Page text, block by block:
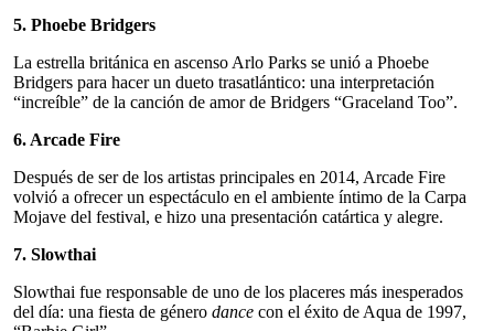
5. Phoebe Bridgers
La estrella británica en ascenso Arlo Parks se unió a Phoebe
Bridgers para hacer un dueto trasatlántico: una interpretación
“increíble” de la canción de amor de Bridgers “Graceland Too”.
6. Arcade Fire
Después de ser de los artistas principales en 2014, Arcade Fire
volvió a ofrecer un espectáculo en el ambiente íntimo de la Carpa
Mojave del festival, e hizo una presentación catártica y alegre.
7. Slowthai
Slowthai fue responsable de uno de los placeres más inesperados
del día: una fiesta de género dance con el éxito de Aqua de 1997,